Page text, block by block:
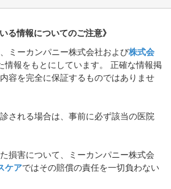
る情報についてのご注意》
ミーカンパニー株式会社および株式会
情報をもとにしています。 正確な情報掲
容を完全に保証するものではありませ
される場合は、事前に必ず該当の医院
損害について、ミーカンパニー株式会
ケアではその賠償の責任を一切負わない